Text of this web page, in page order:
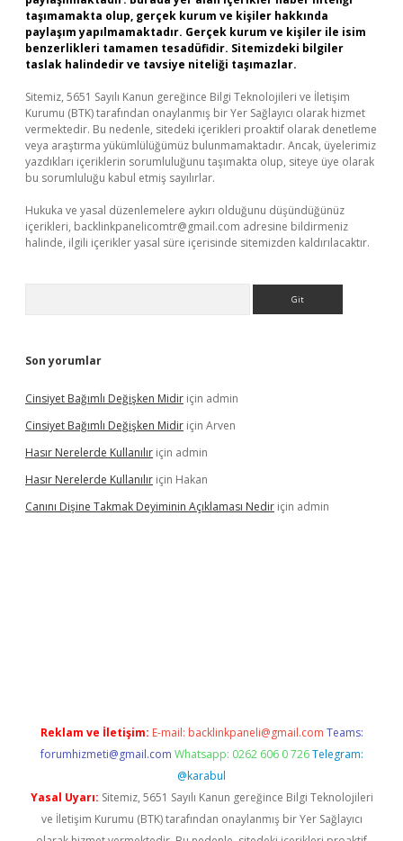
taşımamakta olup, gerçek kurum ve kişiler hakkında
paylaşım yapılmamaktadır. Gerçek kurum ve kişiler ile isim
benzerlikleri tamamen tesadüfidir. Sitemizdeki bilgiler
taslak halindedir ve tavsiye niteliği taşımazlar.
Sitemiz, 5651 Sayılı Kanun gereğince Bilgi Teknolojileri ve İletişim
Kurumu (BTK) tarafından onaylanmış bir Yer Sağlayıcı olarak hizmet
vermektedir. Bu nedenle, sitedeki içerikleri proaktif olarak denetleme
veya araştırma yükümlülüğümüz bulunmamaktadır. Ancak, üyelerimiz
yazdıkları içeriklerin sorumluluğunu taşımakta olup, siteye üye olarak
bu sorumluluğu kabul etmiş sayılırlar.
Hukuka ve yasal düzenlemelere aykırı olduğunu düşündüğünüz
içerikleri, backlinkpanelicomtr@gmail.com adresine bildirmeniz
halinde, ilgili içerikler yasal süre içerisinde sitemizden kaldırılacaktır.
Son yorumlar
Cinsiyet Bağımlı Değişken Midir için admin
Cinsiyet Bağımlı Değişken Midir için Arven
Hasır Nerelerde Kullanılır için admin
Hasır Nerelerde Kullanılır için Hakan
Canını Dişine Takmak Deyiminin Açıklaması Nedir için admin
Reklam ve İletişim: E-mail: backlinkpaneli@gmail.com Teams:
forumhizmeti@gmail.com Whatsapp: 0262 606 0 726 Telegram:
@karabul
Yasal Uyarı: Sitemiz, 5651 Sayılı Kanun gereğince Bilgi Teknolojileri
ve İletişim Kurumu (BTK) tarafından onaylanmış bir Yer Sağlayıcı